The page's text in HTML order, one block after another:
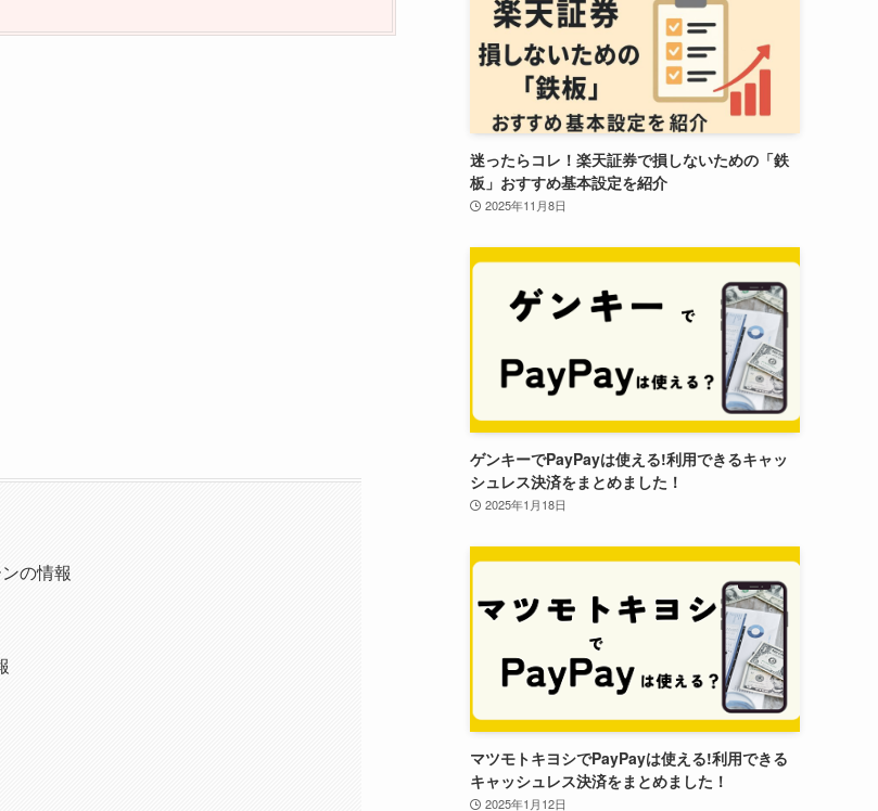
の情報
迷ったらコレ！楽天証券で損しないための「鉄
板」おすすめ基本設定を紹介
2025年11月8日
ゲンキーでPayPayは使える!利用できるキャッ
シュレス決済をまとめました！
2025年1月18日
マツモトキヨシでPayPayは使える!利用できる
キャッシュレス決済をまとめました！
2025年1月12日